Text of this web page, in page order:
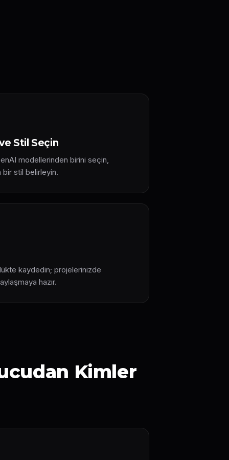
Stil Seçin
modellerinden birini seçin,
bir stil belirleyin.
kaydedin; projelerinizde
hazır.
Kimler